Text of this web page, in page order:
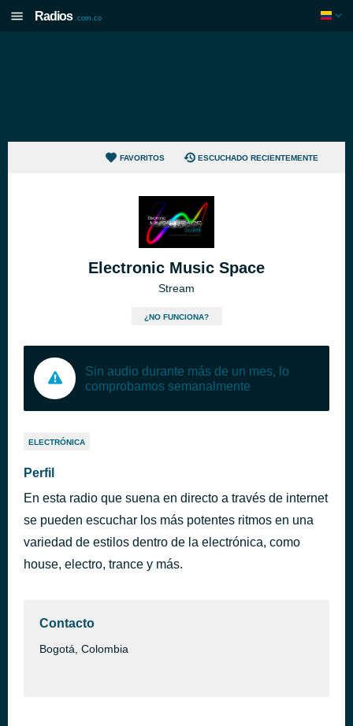
Radios .com.co
FAVORITOS ESCUCHADO RECIENTEMENTE
Electronic Music Space
Stream
¿NO FUNCIONA?
Sin audio durante más de un mes, lo
comprobamos semanalmente
ELECTRÓNICA
Perfil
En esta radio que suena en directo a través de internet
se pueden escuchar los más potentes ritmos en una
variedad de estilos dentro de la electrónica, como
house, electro, trance y más.
Contacto
Bogotá, Colombia